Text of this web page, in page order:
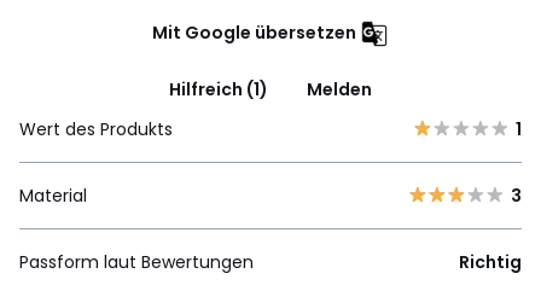
Mit Google übersetzen
Hilfreich (1)
Melden
Wert des Produkts
1
Material 3
Passform laut Bewertungen Richtig